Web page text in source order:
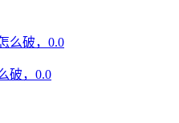
破，0.0